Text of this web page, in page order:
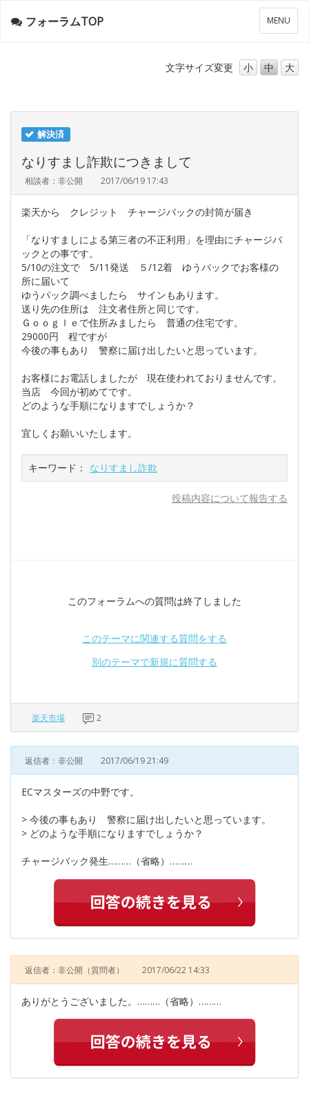
メ
ニ
ー
MENU
フォーラムTOP
文字サイズ変更 小 中 大
解決済
なりすまし詐欺につきまして
相談者：非公開 2017/06/19 17:43
楽天から クレジット チャージバックの封筒が届き
「なりすましによる第三者の不正利用」を理由にチャージバ
ックとの事です。
5/10の注文で 5/11発送 ５/12着 ゆうパックでお客様の
所に届いて
ゆうパック調べましたら サインもあります。
送り先の住所は 注文者住所と同じです。
Ｇｏｏｇｌｅで住所みましたら 普通の住宅です。
29000円 程ですが
今後の事もあり 警察に届け出したいと思っています。
お客様にお電話しましたが 現在使われておりませんです。
当店 今回が初めてです。
どのような手順になりますでしょうか？
宜しくお願いいたします。
キーワード： なりすまし詐欺
投稿内容について報告する
このフォーラムへの質問は終了しました
このテーマに関連する質問をする
別のテーマで新規に質問する
楽天市場 2
返信者：非公開 2017/06/19 21:49
ECマスターズの中野です。
> 今後の事もあり 警察に届け出したいと思っています。
> どのような手順になりますでしょうか？
チャージバック発生………（省略）………
返信者：非公開 （質問者） 2017/06/22 14:33
ありがとうございました。………（省略）………